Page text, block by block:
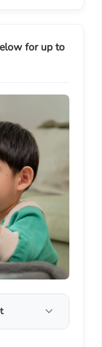
for up to